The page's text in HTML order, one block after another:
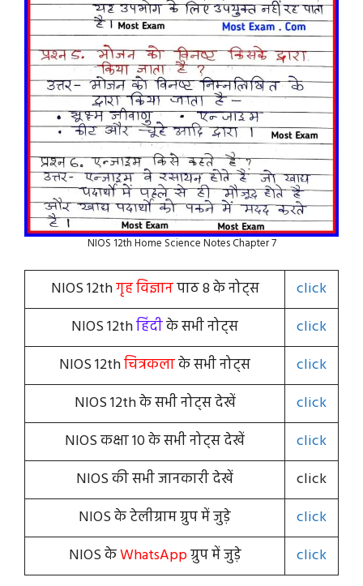
NIOS 12th Home Science Notes Chapter 7
NIOS 12thगृह विज्ञानपाठ 8 के नोट्स
click
NIOS 12thहिंदीके सभी नोट्स
click
NIOS 12thचित्रकलाके सभी नोट्स
click
NIOS 12th के सभी नोट्स देखें
click
NIOS कक्षा 10 के सभी नोट्स देखें
click
NIOS की सभी जानकारी देखें
click
NIOS के टेलीग्राम ग्रुप में जुड़े
click
NIOS केWhatsAppग्रुप में जुड़े click